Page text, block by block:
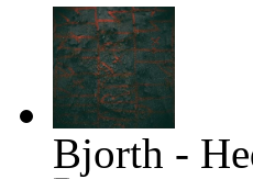
Bjorth -